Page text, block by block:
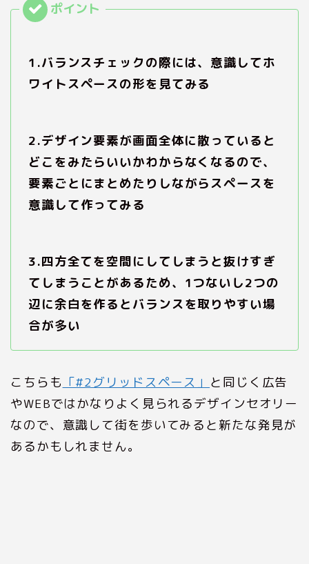
1.バランスチェックの際には、意識してホ
ワイトスペースの形を見てみる
2.デザイン要素が画面全体に散っていると
どこをみたらいいかわからなくなるので、
要素ごとにまとめたりしながらスペースを
意識して作ってみる
3.四方全てを空間にしてしまうと抜けすぎ
てしまうことがあるため、1つないし2つの
辺に余白を作るとバランスを取りやすい場
合が多い
こちらも 「#2グリッドスペース」 と同じく広告
やWEBではかなりよく見られるデザインセオリー
なので、意識して街を歩いてみると新たな発見が
あるかもしれません。